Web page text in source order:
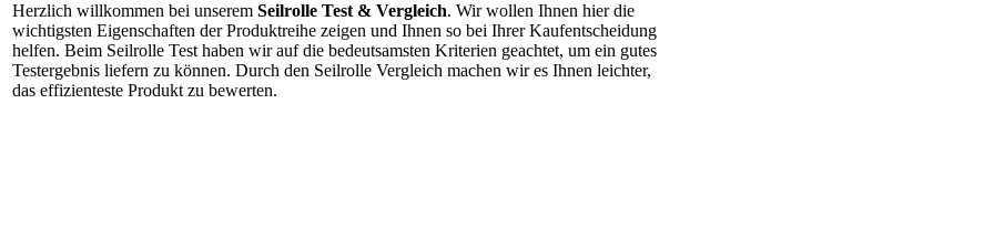
Herzlich willkommen bei unserem Seilrolle Test & Vergleich. Wir wollen Ihnen hier die
wichtigsten Eigenschaften der Produktreihe zeigen und Ihnen so bei Ihrer Kaufentscheidung
helfen. Beim Seilrolle Test haben wir auf die bedeutsamsten Kriterien geachtet, um ein gutes
Testergebnis liefern zu können. Durch den Seilrolle Vergleich machen wir es Ihnen leichter,
das effizienteste Produkt zu bewerten.